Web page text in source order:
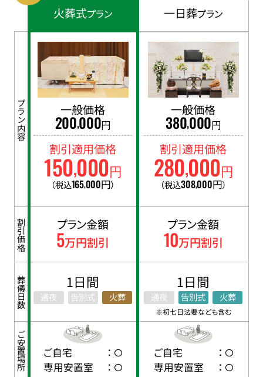
プラン内容
割引価格
葬儀日数
ご安置場所
火葬式プラン
一般価格
200,000円
割引適用価格
150,000円
（税込165,000円）
プラン金額
5万円割引
1日間
通夜 告別式 火葬
ご自宅
：
専用安置室
：
一日葬プラン
一般価格
380,000円
割引適用価格
280,000円
（税込308,000円）
プラン金額
10万円割引
1日間
通夜 告別式 火葬
※初七日法要なども含む
ご自宅
：
専用安置室
：